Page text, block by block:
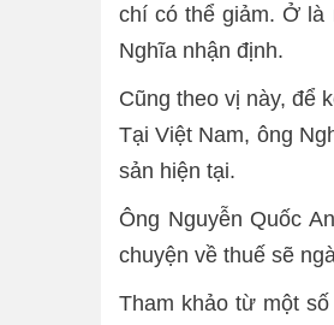
chí có thể giảm. Ở là
Nghĩa nhận định.
Cũng theo vị này, để
Tại Việt Nam, ông
sản hiện tại.
Ông Nguyễn Quốc
chuyện về thuế sẽ
Tham khảo từ một